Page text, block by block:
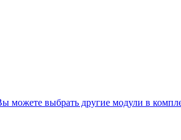
можете выбрать другие модули в